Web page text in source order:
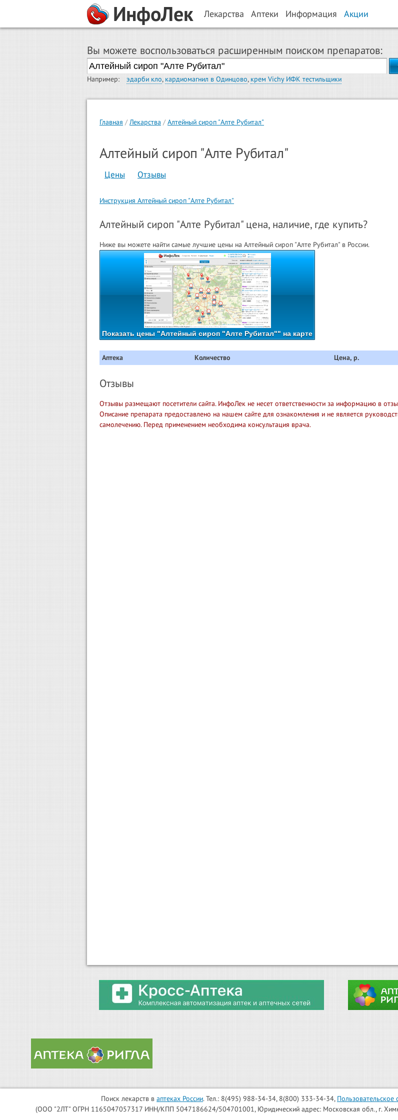
ИнфоЛек Лекарства Аптеки Информация Акции
Вы можете воспользоваться расширенным поиском препаратов:
Например: эдарби кло, кардиомагнил в Одинцово, крем Vichy ИФК тестильщики
Главная Лекарства Алтейный сироп "Алте Рубитал"
Алтейный сироп "Алте Рубитал"
Цены Отзывы
Инструкция Алтейный сироп "Алте Рубитал"
Алтейный сироп "Алте Рубитал" цена, наличие, где купить?
Ниже вы можете найти самые лучшие цены на Алтейный сироп "Алте Рубитал" в России.
Показать цены "Алтейный сироп "Алте Рубитал"" на карте
Аптека Количество Цена, р.
Отзывы
Отзывы размещают посетители сайта. ИнфоЛек не несет ответственности за информацию в
Описание препарата предоставлено на нашем сайте для ознакомления и не является
самолечению. Перед применением необходима консультация врача.
Поиск лекарств в аптеках России. Тел.: 8(495) 988-34-34, 8(800) 333-34-34, Пользовательское
(ООО "2ЛТ" ОГРН 1165047057317 ИНН/КПП 5047186624/504701001, Юридический адрес: Московская обл., г.